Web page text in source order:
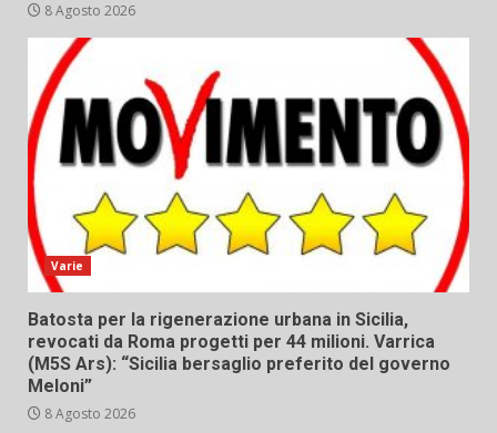
8 Agosto 2026
Varie
Batosta per la rigenerazione urbana in Sicilia,
revocati da Roma progetti per 44 milioni. Varrica
(M5S Ars): “Sicilia bersaglio preferito del governo
Meloni”
8 Agosto 2026